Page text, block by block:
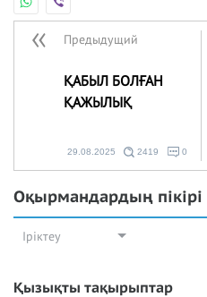
Предыдущий
ҚАБЫЛ БОЛҒАН
ҚАЖЫЛЫҚ
29.08.2025 2419 0
Оқырмандардың пікірі
Іріктеу
Қызықты тақырыптар